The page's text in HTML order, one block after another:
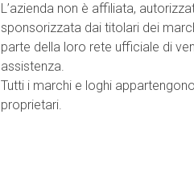
L’azienda non è affiliata,
sponsorizzata dai titolari dei
parte della loro rete ufficiale di
assistenza.
Tutti i marchi e loghi
proprietari.